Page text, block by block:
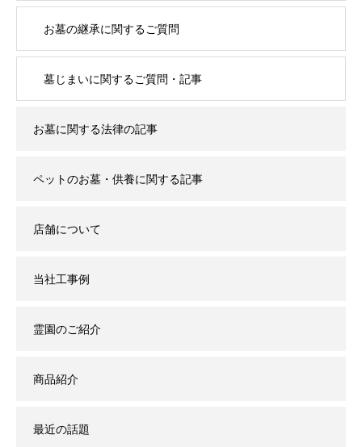
お墓の継承に関するご質問
墓じまいに関するご質問・記事
お墓に関する法律の記事
ペットのお墓・供養に関する記事
店舗について
当社工事例
霊園のご紹介
商品紹介
最近の話題